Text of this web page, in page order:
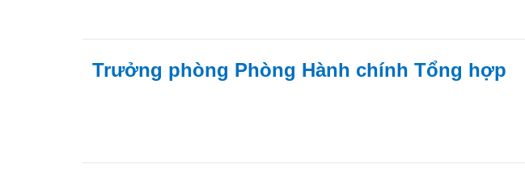
Trưởng phòng Phòng Hành chính Tổng hợp